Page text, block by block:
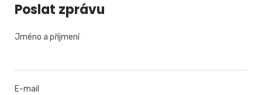
Poslat zprávu
Jméno a příjmení
E-mail